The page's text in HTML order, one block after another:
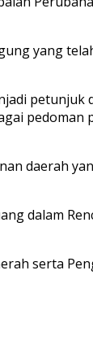
yang
pedoman
daerah
dalam
serta